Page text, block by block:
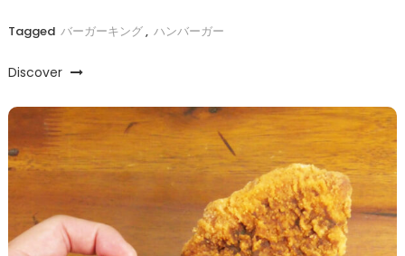
Tagged バーガーキング, ハンバーガー
Discover